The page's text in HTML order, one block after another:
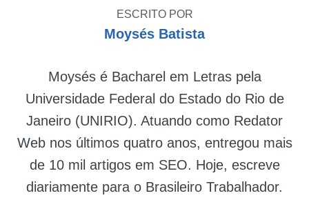
ESCRITO POR
Moysés Batista
Moysés é Bacharel em Letras pela
Universidade Federal do Estado do Rio de
Janeiro (UNIRIO). Atuando como Redator
Web nos últimos quatro anos, entregou mais
de 10 mil artigos em SEO. Hoje, escreve
diariamente para o Brasileiro Trabalhador.